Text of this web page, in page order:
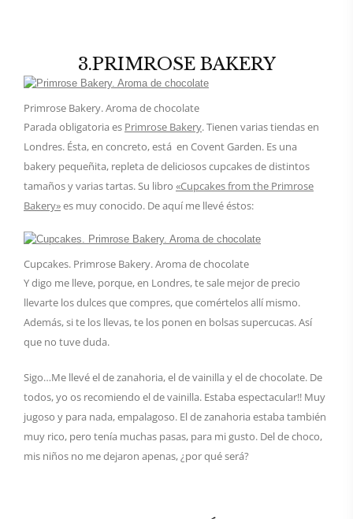
3.PRIMROSE BAKERY
Primrose Bakery. Aroma de chocolate
Parada obligatoria es Primrose Bakery. Tienen varias tiendas en
Londres. Ésta, en concreto, está en Covent Garden. Es una
bakery pequeñita, repleta de deliciosos cupcakes de distintos
tamaños y varias tartas. Su libro «Cupcakes from the Primrose
Bakery»es muy conocido. De aquí me llevé éstos:
Cupcakes. Primrose Bakery. Aroma de chocolate
Y digo me lleve, porque, en Londres, te sale mejor de precio
llevarte los dulces que compres, que comértelos allí mismo.
Además, si te los llevas, te los ponen en bolsas supercucas. Así
que no tuve duda.
Sigo…Me llevé el de zanahoria, el de vainilla y el de chocolate. De
todos, yo os recomiendo el de vainilla. Estaba espectacular!! Muy
jugoso y para nada, empalagoso. El de zanahoria estaba también
muy rico, pero tenía muchas pasas, para mi gusto. Del de choco,
mis niños no me dejaron apenas, ¿por qué será?